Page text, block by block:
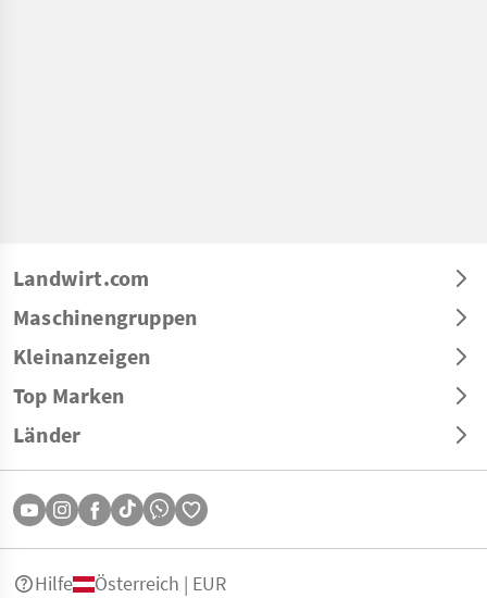
Landwirt.com
Maschinengruppen
Kleinanzeigen
Top Marken
Länder
Hilfe Österreich | EUR